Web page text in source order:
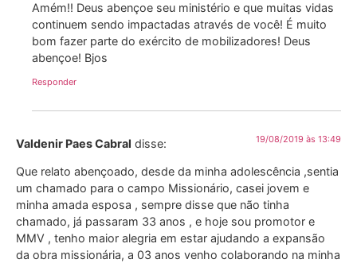
Amém!! Deus abençoe seu ministério e que muitas vidas
continuem sendo impactadas através de você! É muito
bom fazer parte do exército de mobilizadores! Deus
abençoe! Bjos
Responder
Valdenir Paes Cabral disse: 19/08/2019 às 13:49
Que relato abençoado, desde da minha adolescência ,sentia
um chamado para o campo Missionário, casei jovem e
minha amada esposa , sempre disse que não tinha
chamado, já passaram 33 anos , e hoje sou promotor e
MMV , tenho maior alegria em estar ajudando a expansão
da obra missionária, a 03 anos venho colaborando na minha